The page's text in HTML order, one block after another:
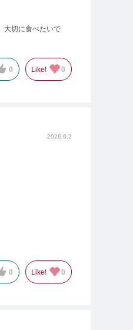
大切に食べたいで
0 Like! 0
2026.6.2
0 Like! 0